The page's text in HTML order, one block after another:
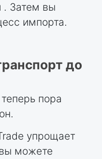
. Затем вы
импорта.
до
пора
упрощает
вы можете